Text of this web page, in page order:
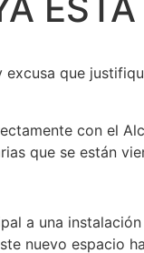
que
con el
que se están
a una
nuevo espacio